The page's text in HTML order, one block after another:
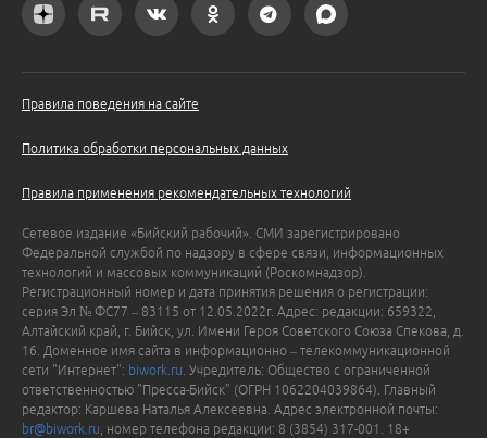
Правила поведения на сайте
Политика обработки персональных данных
Правила применения рекомендательных технологий
Сетевое издание «Бийский рабочий». СМИ зарегистрировано
Федеральной службой по надзору в сфере связи, информационных
технологий и массовых коммуникаций (Роскомнадзор).
Регистрационный номер и дата принятия решения о регистрации:
серия Эл № ФС77 – 83115 от 12.05.2022г. Адрес: редакции: 659322,
Алтайский край, г. Бийск, ул. Имени Героя Советского Союза Спекова, д.
16. Доменное имя сайта в информационно – телекоммуникационной
сети "Интернет": biwork.ru . Учредитель: Общество с ограниченной
ответственностью "Пресса-Бийск" (ОГРН 1062204039864). Главный
редактор: Каршева Наталья Алексеевна. Адрес электронной почты:
br@biwork.ru , номер телефона редакции: 8 (3854) 317-001. 18+